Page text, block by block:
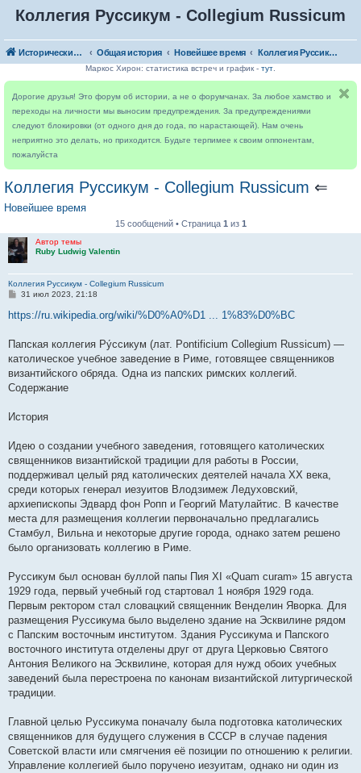
Коллегия Руссикум - Collegium Russicum
Исторический форум Общая история Новейшее время Коллегия Руссикум - Collegium Russicum
Маркос Хирон: статистика встреч и график - тут
Дорогие друзья! Это форум об истории, а не о форумчанах. За любое хамство и
переходы на личности мы выносим предупреждения. За предупреждениями
следуют блокировки (от одного дня до года, по нарастающей). Нам очень
неприятно это делать, но приходится. Будьте терпимее к своим оппонентам,
пожалуйста
Коллегия Руссикум - Collegium Russicum ⇐
Новейшее время
15 сообщений • Страница 1 из 1
Автор темы
Ruby Ludwig Valentin
Коллегия Руссикум - Collegium Russicum
С
о
б
е
и
е
31 июл 2023, 21:18
https://ru.wikipedia.org/wiki/%D0%A0%D1 ... 1%83%D0%BC
Папская коллегия Ру́ссикум (лат. Pontificium Collegium Russicum) —
католическое учебное заведение в Риме, готовящее священников
византийского обряда. Одна из папских римских коллегий.
Содержание
История
Идею о создании учебного заведения, готовящего католических
священников византийской традиции для работы в России,
поддерживал целый ряд католических деятелей начала XX века,
среди которых генерал иезуитов Влодзимеж Ледуховский,
архиепископы Эдвард фон Ропп и Георгий Матулайтис. В качестве
места для размещения коллегии первоначально предлагались
Стамбул, Вильна и некоторые другие города, однако затем решено
было организовать коллегию в Риме.
Руссикум был основан буллой папы Пия XI «Quam curam» 15 августа
1929 года, первый учебный год стартовал 1 ноября 1929 года.
Первым ректором стал словацкий священник Венделин Яворка. Для
размещения Руссикума было выделено здание на Эсквилине рядом
с Папским восточным институтом. Здания Руссикума и Папского
восточного института отделены друг от друга Церковью Святого
Антония Великого на Эсквилине, которая для нужд обоих учебных
заведений была перестроена по канонам византийской литургической
традиции.
Главной целью Руссикума поначалу была подготовка католических
священников для будущего служения в СССР в случае падения
Советской власти или смягчения её позиции по отношению к религии.
Управление коллегией было поручено иезуитам, однако ни один из